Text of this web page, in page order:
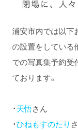
浦安市内では以下
の設置をしている
での写真集予約受
ております。
・天悟さん
・ひねもすのたり